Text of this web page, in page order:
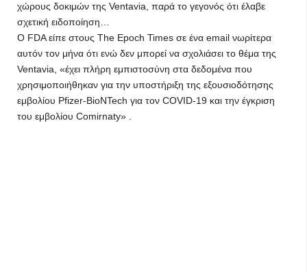
χώρους δοκιμών της Ventavia, παρά το γεγονός ότι έλαβε
σχετική ειδοποίηση…
Ο FDA είπε στους The Epoch Times σε ένα email νωρίτερα
αυτόν τον μήνα ότι ενώ δεν μπορεί να σχολιάσει το θέμα της
Ventavia, «έχει πλήρη εμπιστοσύνη στα δεδομένα που
χρησιμοποιήθηκαν για την υποστήριξη της εξουσιοδότησης
εμβολίου Pfizer-BioNTech για τον COVID-19 και την έγκριση
του εμβολίου Comirnaty» .